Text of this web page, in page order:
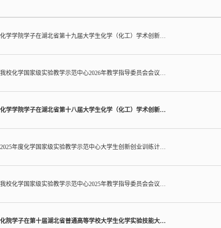
化学学院学子在湖北省第十九届大学生化学（化工）学术创新…
我校化学国家级实验教学示范中心2026年教学指导委员会会议…
化学学院学子在湖北省第十八届大学生化学（化工）学术创新…
2025年度化学国家级实验教学示范中心大学生创新创业训练计…
我校化学国家级实验教学示范中心2025年教学指导委员会会议…
化院学子在第十届湖北省普通高等学校大学生化学实验技能大…